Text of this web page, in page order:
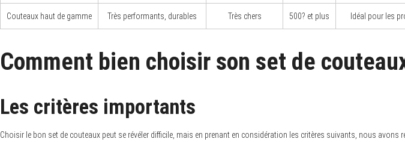
Couteaux haut de gamme Très performants, durables Très chers 500? et plus Idéal pour les
Comment bien choisir son set de
Les critères importants
Choisir le bon set de couteaux peut se révéler difficile, mais en prenant en considération les critères suivants, nous avons